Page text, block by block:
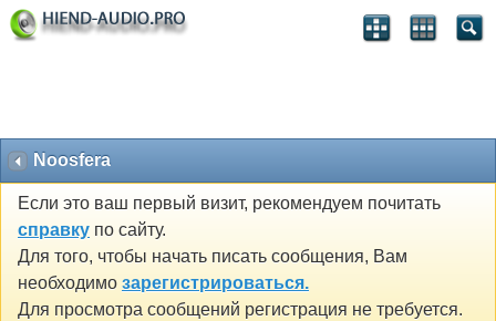
Noosfera
Если это ваш первый визит, рекомендуем почитать
справку по сайту.
Для того, чтобы начать писать сообщения, Вам
необходимо зарегистрироваться.
Для просмотра сообщений регистрация не требуется.